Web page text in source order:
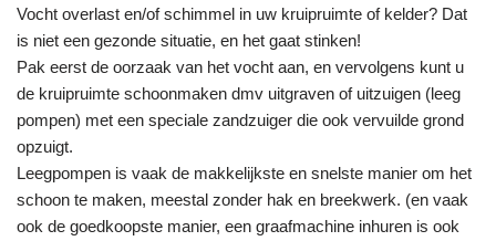
Vocht overlast en/of schimmel in uw kruipruimte of kelder? Dat
is niet een gezonde situatie, en het gaat stinken!
Pak eerst de oorzaak van het vocht aan, en vervolgens kunt u
de kruipruimte schoonmaken dmv uitgraven of uitzuigen (leeg
pompen) met een speciale zandzuiger die ook vervuilde grond
opzuigt.
Leegpompen is vaak de makkelijkste en snelste manier om het
schoon te maken, meestal zonder hak en breekwerk. (en vaak
ook de goedkoopste manier, een graafmachine inhuren is ook